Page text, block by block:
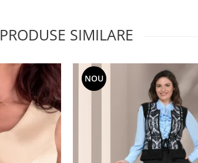
PRODUSE SIMILARE
NOU